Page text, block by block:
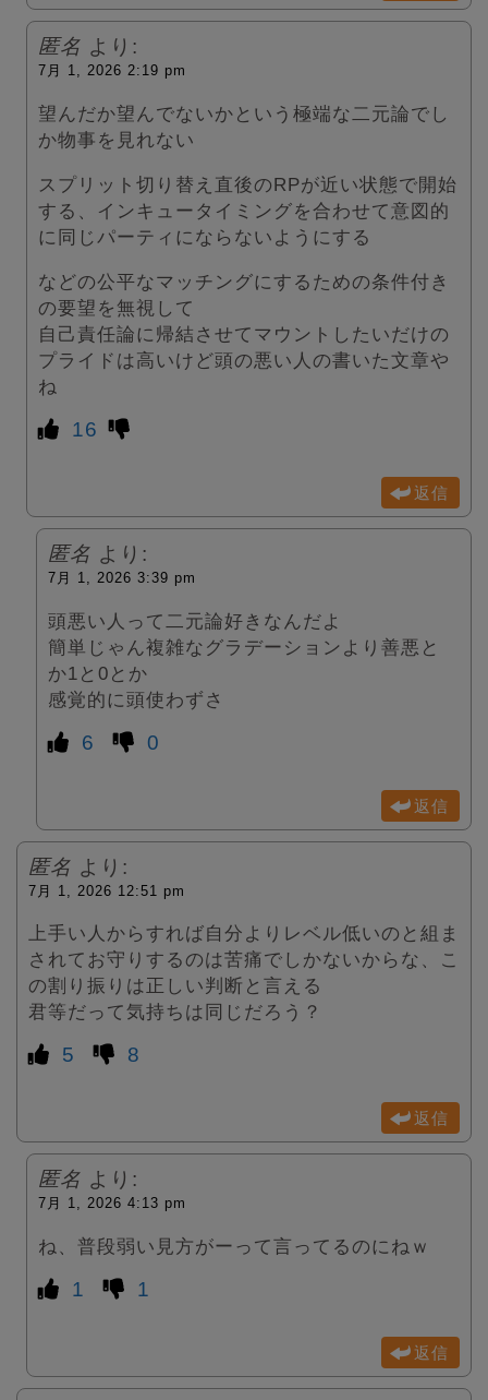
匿名 より:
7月 1, 2026 2:19 pm
望んだか望んでないかという極端な二元論でし
か物事を見れない
スプリット切り替え直後のRPが近い状態で開始
する、インキュータイミングを合わせて意図的
に同じパーティにならないようにする
などの公平なマッチングにするための条件付き
の要望を無視して
自己責任論に帰結させてマウントしたいだけの
プライドは高いけど頭の悪い人の書いた文章や
ね
16
返信
匿名 より:
7月 1, 2026 3:39 pm
頭悪い人って二元論好きなんだよ
簡単じゃん複雑なグラデーションより善悪と
か1と0とか
感覚的に頭使わずさ
6 0
返信
匿名 より:
7月 1, 2026 12:51 pm
上手い人からすれば自分よりレベル低いのと組ま
されてお守りするのは苦痛でしかないからな、こ
の割り振りは正しい判断と言える
君等だって気持ちは同じだろう？
5 8
返信
匿名 より:
7月 1, 2026 4:13 pm
ね、普段弱い見方がーって言ってるのにねｗ
1 1
返信